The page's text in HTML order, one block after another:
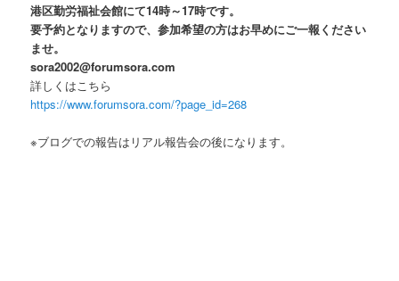
港区勤労福祉会館にて14時～17時です。
要予約となりますので、参加希望の方はお早めにご一報ください
ませ。
sora2002@forumsora.com
詳しくはこちら
https://www.forumsora.com/?page_id=268
※ブログでの報告はリアル報告会の後になります。